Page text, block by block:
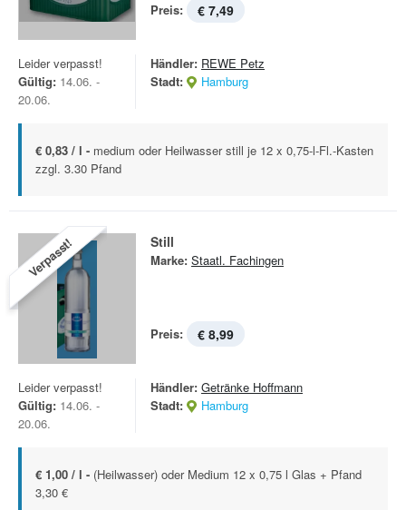
Preis: € 7,49
Leider verpasst!
Gültig: 14.06. -
20.06.
Händler: REWE Petz
Stadt:
Hamburg
€ 0,83 / l - medium oder Heilwasser still je 12 x 0,75-l-Fl.-Kasten
zzgl. 3.30 Pfand
Verpasst! Still
Marke: Staatl. Fachingen
Preis: € 8,99
Leider verpasst!
Gültig: 14.06. -
20.06.
Händler: Getränke Hoffmann
Stadt:
Hamburg
€ 1,00 / l - (Heilwasser) oder Medium 12 x 0,75 l Glas + Pfand
3,30 €